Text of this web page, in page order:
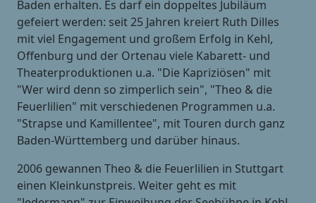
Baden erhalten. Es darf ein doppeltes Jubiläum
gefeiert werden: seit 25 Jahren kreiert Ruth Dilles
mit viel Engagement und großem Erfolg in Kehl,
Offenburg und der Ortenau viele Kabarett- und
Theaterproduktionen u.a. "Die Kapriziösen" mit
"Wer wird denn so zimperlich sein", "Theo & die
Feuerlilien" mit verschiedenen Programmen u.a.
"Strapse und Kamillentee", mit Touren durch ganz
Baden-Württemberg und darüber hinaus.
2006 gewannen Theo & die Feuerlilien in Stuttgart
einen Kleinkunstpreis. Weiter geht es mit